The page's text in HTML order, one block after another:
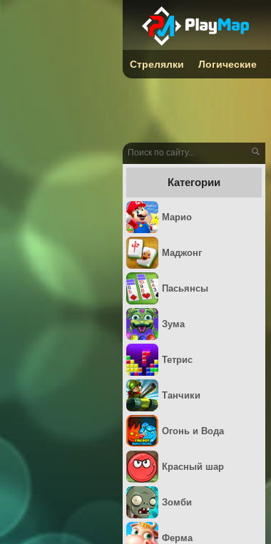
Категории
Марио
Маджонг
Пасьянсы
Зума
Тетрис
Танчики
Огонь и Вода
Красный шар
Зомби
Ферма
Стрелялки Логические